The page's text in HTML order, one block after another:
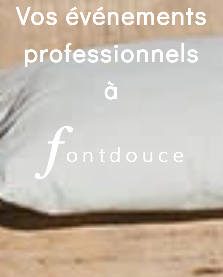
Vos événements
professionnels
à